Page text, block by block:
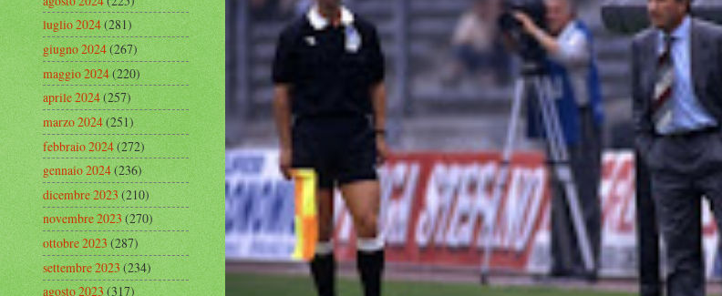
luglio 2024(281)
giugno 2024(267)
maggio 2024(220)
aprile 2024(257)
marzo 2024(251)
febbraio 2024(272)
gennaio 2024(236)
dicembre 2023(210)
novembre 2023(270)
ottobre 2023(287)
settembre 2023(234)
agosto 2023(317)